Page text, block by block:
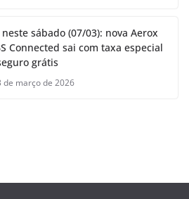
neste sábado (07/03): nova Aerox
Connected sai com taxa especial
grátis
de março de 2026